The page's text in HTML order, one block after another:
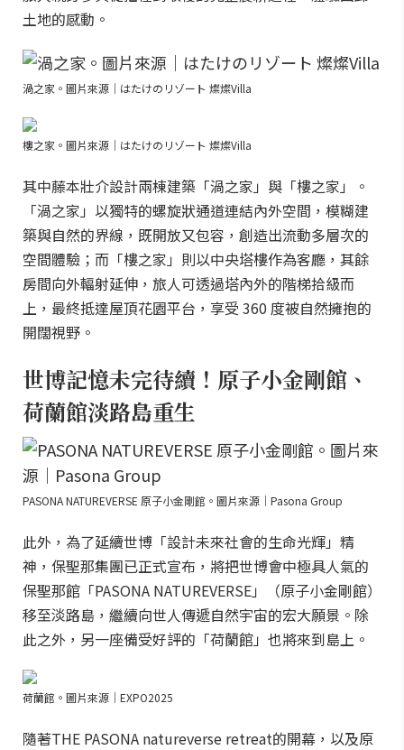
土地的感動。
渦之家。圖片來源｜はたけのリゾート 燦燦Villa
樓之家。圖片來源｜はたけのリゾート 燦燦Villa
其中藤本壯介設計兩棟建築「渦之家」與「樓之家」。
「渦之家」以獨特的螺旋狀通道連結內外空間，模糊建
築與自然的界線，既開放又包容，創造出流動多層次的
空間體驗；而「樓之家」則以中央塔樓作為客廳，其餘
房間向外輻射延伸，旅人可透過塔內外的階梯拾級而
上，最終抵達屋頂花園平台，享受 360 度被自然擁抱的
開闊視野。
世博記憶未完待續！原子小金剛館、
荷蘭館淡路島重生
PASONA NATUREVERSE 原子小金剛館。圖片來源｜Pasona Group
此外，為了延續世博「設計未來社會的生命光輝」精
神，保聖那集團已正式宣布，將把世博會中極具人氣的
保聖那館「PASONA NATUREVERSE」（原子小金剛館）
移至淡路島，繼續向世人傳遞自然宇宙的宏大願景。除
此之外，另一座備受好評的「荷蘭館」也將來到島上。
荷蘭館。圖片來源｜EXPO2025
隨著THE PASONA natureverse retreat的開幕，以及原